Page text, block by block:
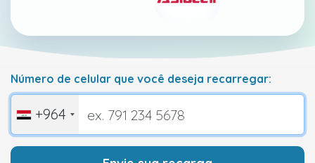
Número de celular que você deseja recarregar:
+964